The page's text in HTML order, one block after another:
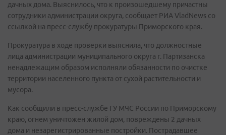
дачных дома. Выяснилось, что к произошедшему причастны
сотрудники администрации округа, сообщает РИА VladNews cо
ссылкой на пресс-службу прокуратуры Приморского края.
Прокуратура в ходе проверки выяснила, что должностные
лица администрации муниципального округа г. Партизанска
ненадлежащим образом исполняли обязанности по очистке
территории населенного пункта от сухой растительности и
мусора.
Как сообщили в пресс-службе ГУ МЧС России по Приморскому
краю, огнем уничтожен жилой дом, повреждены 2 дачных
дома и незарегистрированные постройки. Пострадавшее